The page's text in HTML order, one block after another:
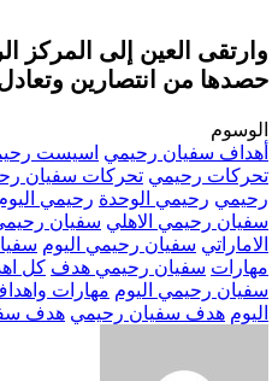
حصدها من انتصارين
الوسوم
أهداف سفيان رحيمي
اسيست
تحركات رحيمي تحركات سفيان
رحيمي رحيمي الوحدة رحيمي اليوم
سفيان رحيمي الاهلي سفيان
الاماراتي سفيان رحيمي اليوم
مهارات سفيان رحيمي هدف كل
سفيان رحيمي اليوم مهارات
اليوم هدف سفيان رحيمي هدف